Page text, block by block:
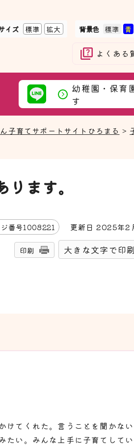
イズ
標準 拡大 背景色
よくある
幼稚園・保育
す
子育てサポートサイトひろまる >
ます。
番号1008221 更新日2025年2
印刷 大きな文字で印刷
けてくれた。言うことを聞かな
たい。みんな上手に子育てして